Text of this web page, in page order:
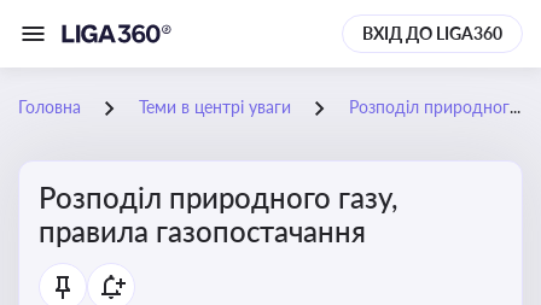
ВХІД ДО LIGA360
Головна Теми в центрі уваги Розподіл природного газу, правила газопостачання
Розподіл природного газу,
правила газопостачання